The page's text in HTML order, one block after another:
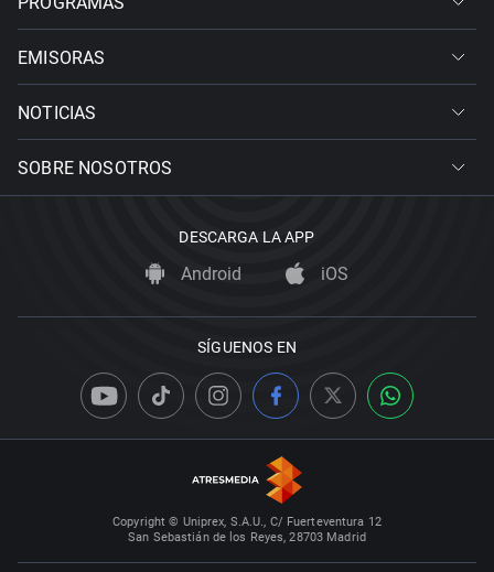
EMISORAS
NOTICIAS
SOBRE NOSOTROS
DESCARGA LA APP
Android iOS
SÍGUENOS EN
Copyright © Uniprex, S.A.U., C/ Fuerteventura 12
San Sebastián de los Reyes, 28703 Madrid